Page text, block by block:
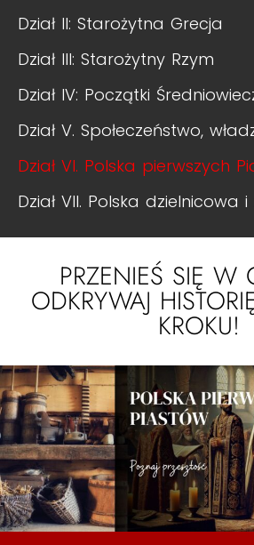
Dział II: Starożytna Grecja
Dział III: Starożytny Rzym
Dział IV: Początki
Dział V. Społeczeństwo,
Dział VI. Polska pierwszych
Dział VII. Polska dzielnicowa
PRZENIEŚ SIĘ W
ODKRYWAJ
KROKU!